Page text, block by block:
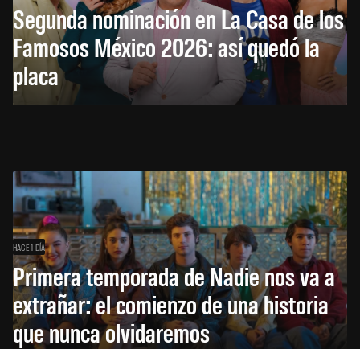
Segunda nominación en La Casa de los
Famosos México 2026: así quedó la
placa
HACE 1 DÍA
Primera temporada de Nadie nos va a
extrañar: el comienzo de una historia
que nunca olvidaremos